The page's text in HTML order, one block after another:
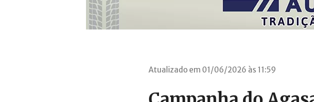
Atualizado em 01/06/2026 às 11:59